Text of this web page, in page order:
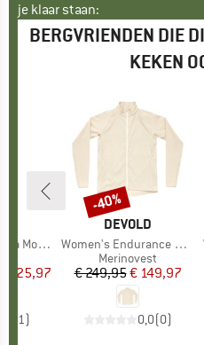
je klaar staan:
BERGVRIENDEN DIE
KEKEN
Legging
prijs
€ 25,97
1)
MERK
DEVOLD
Artikel
Women's Endurance Merino Jacket
Productgroep
Merinovest
Prijs
€ 249,95Verlaagde prijs
€ 149,97
0,0(0)
Korting
-40%